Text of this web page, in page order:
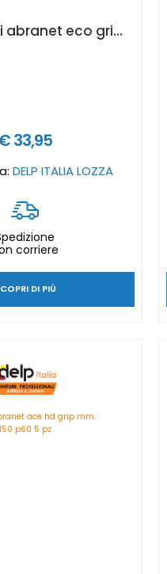
Mirka dischi abranet eco grip mm 150 p180 10pz
33,95
DELP ITALIA LOZZA
corriere
DI PIÙ